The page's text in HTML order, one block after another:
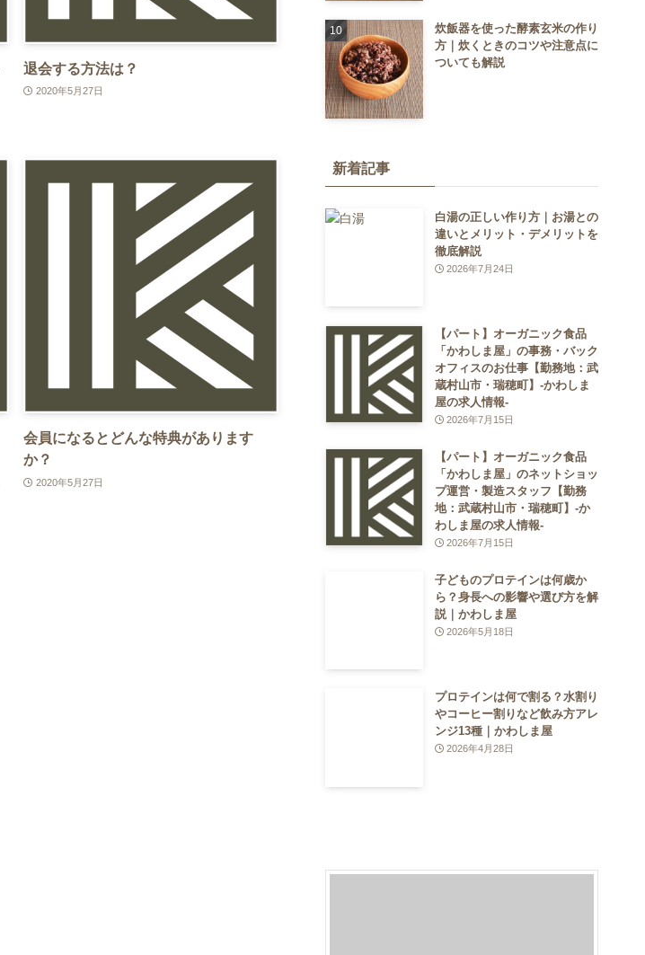
退会する方法は？
2020年5月27日
会員になるとどんな特典があります
か？
2020年5月27日
炊飯器を使った酵素玄米の作り
方｜炊くときのコツや注意点に
ついても解説
新着記事
白湯の正しい作り方｜お湯との
違いとメリット・デメリットを
徹底解説
2026年7月24日
【パート】オーガニック食品
「かわしま屋」の事務・バック
オフィスのお仕事【勤務地：武
蔵村山市・瑞穂町】-かわしま
屋の求人情報-
2026年7月15日
【パート】オーガニック食品
「かわしま屋」のネットショッ
プ運営・製造スタッフ【勤務
地：武蔵村山市・瑞穂町】-か
わしま屋の求人情報-
2026年7月15日
子どものプロテインは何歳か
ら？身長への影響や選び方を解
説｜かわしま屋
2026年5月18日
プロテインは何で割る？水割り
やコーヒー割りなど飲み方アレ
ンジ13種｜かわしま屋
2026年4月28日